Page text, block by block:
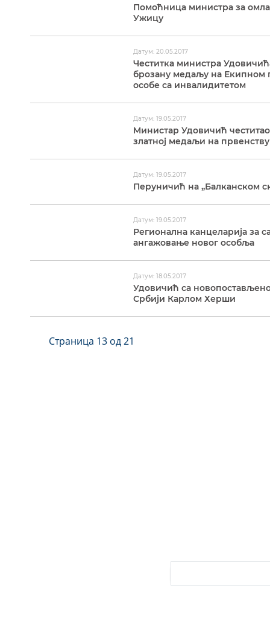
Помоћница министра за
Ужицу
Датум: 20.05.2017
Честитка министра
брозану медаљу на Екипном
особе са инвалидитетом
Датум: 19.05.2017
Mинистар Удовичић
златној медаљи на првенству
Датум: 19.05.2017
Перуничић на „Балканском
Датум: 19.05.2017
Регионална канцеларија за
ангажовање новог особља
Датум: 18.05.2017
Удовичић са
Србији Карлом Херши
Страница 13 од 21